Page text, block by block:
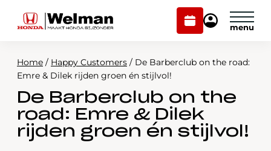
Plan
onderhoud
Mijn
Modellen
Voorraad
Onderhoud en service
Plan onderhoud
Mijn Honda Welman
Home / Happy Customers / De Barberclub on the road:
Emre & Dilek rijden groen én stijlvol!
De Barberclub on the
road: Emre & Dilek
rijden groen én stijlvol!